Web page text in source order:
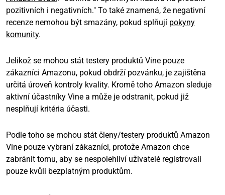
pozitivních i negativních." To také znamená, že negativní
recenze nemohou být smazány, pokud splňují pokyny
komunity.
Jelikož se mohou stát testery produktů Vine pouze
zákazníci Amazonu, pokud obdrží pozvánku, je zajištěna
určitá úroveň kontroly kvality. Kromě toho Amazon sleduje
aktivní účastníky Vine a může je odstranit, pokud již
nesplňují kritéria účasti.
Podle toho se mohou stát členy/testery produktů Amazon
Vine pouze vybraní zákazníci, protože Amazon chce
zabránit tomu, aby se nespolehliví uživatelé registrovali
pouze kvůli bezplatným produktům.